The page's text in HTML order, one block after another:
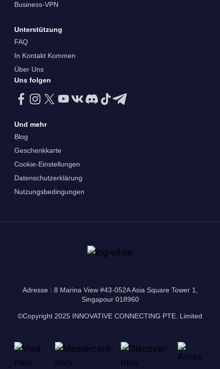
Business-VPN
Unterstützung
FAQ
In Kontakt Kommen
Über Uns
Uns folgen
Und mehr
Blog
Geschenkkarte
Cookie-Einstellungen
Datenschutzerklärung
Nutzungsbedingungen
Adresse : 8 Marina View #43-052A Asia Square Tower 1,
Singapour 018960
©Copyright 2025 INNOVATIVE CONNECTING PTE. Limited